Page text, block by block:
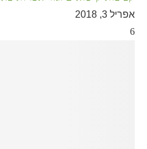
אפריל 3, 2018
6